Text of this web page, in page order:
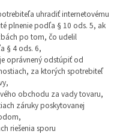
uhradiť internetovému
plnenie podľa § 10 ods. 5, ak
po tom, čo udelil
§ 4 ods. 6,
oprávnený odstúpiť od
za ktorých spotrebiteľ
obchodu za vady tovaru,
záruky poskytovanej
riešenia sporu